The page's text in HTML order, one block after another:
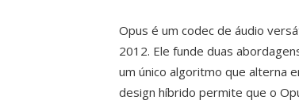
Opus é um codec de áudio
2012. Ele funde duas
um único algoritmo que alterna
design híbrido permite que o